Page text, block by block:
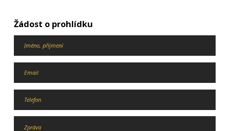
Žádost o prohlídku